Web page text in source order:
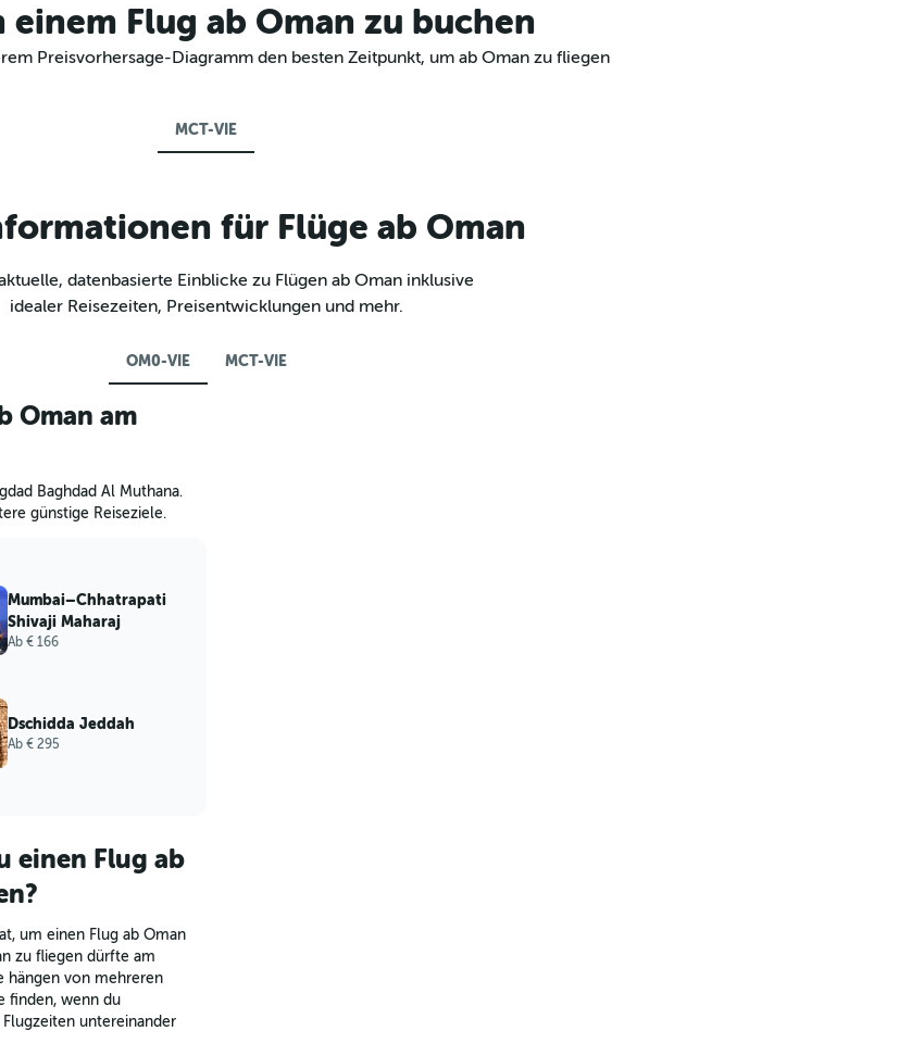
Flug ab Oman zu buchen
Preisvorhersage-Diagramm den besten Zeitpunkt, um ab Oman zu fliegen
MCT-VIE
für Flüge ab Oman
datenbasierte Einblicke zu Flügen ab Oman inklusive
idealer Reisezeiten, Preisentwicklungen und mehr.
OM0-VIE MCT-VIE
einen Flug ab
um einen Flug ab Oman
zu fliegen dürfte am
hängen von mehreren
finden, wenn du
untereinander
Oman am
Baghdad Al Muthana.
günstige Reiseziele.
Mumbai–Chhatrapati
Shivaji Maharaj
Ab € 166
Dschidda Jeddah
Ab € 295